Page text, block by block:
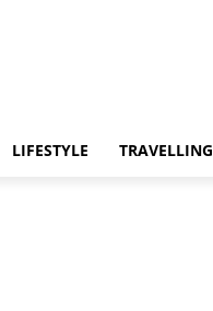
LIFESTYLE TRAVELLING